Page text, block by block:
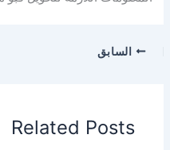
السابق
Related Posts